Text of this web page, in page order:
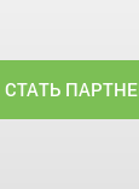
СТАТЬ